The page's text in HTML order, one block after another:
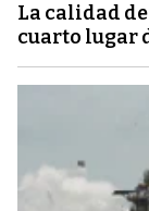
La calidad
cuarto lugar